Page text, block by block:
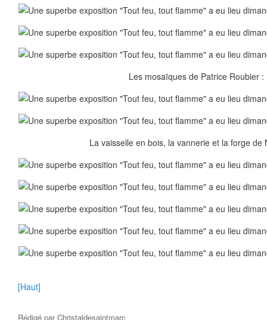
Les mosaïques de Patrice Roubier :
La vaisselle en bois, la vannerie et la forge de
[Haut]
Rédigé parChristaldesaintmarc